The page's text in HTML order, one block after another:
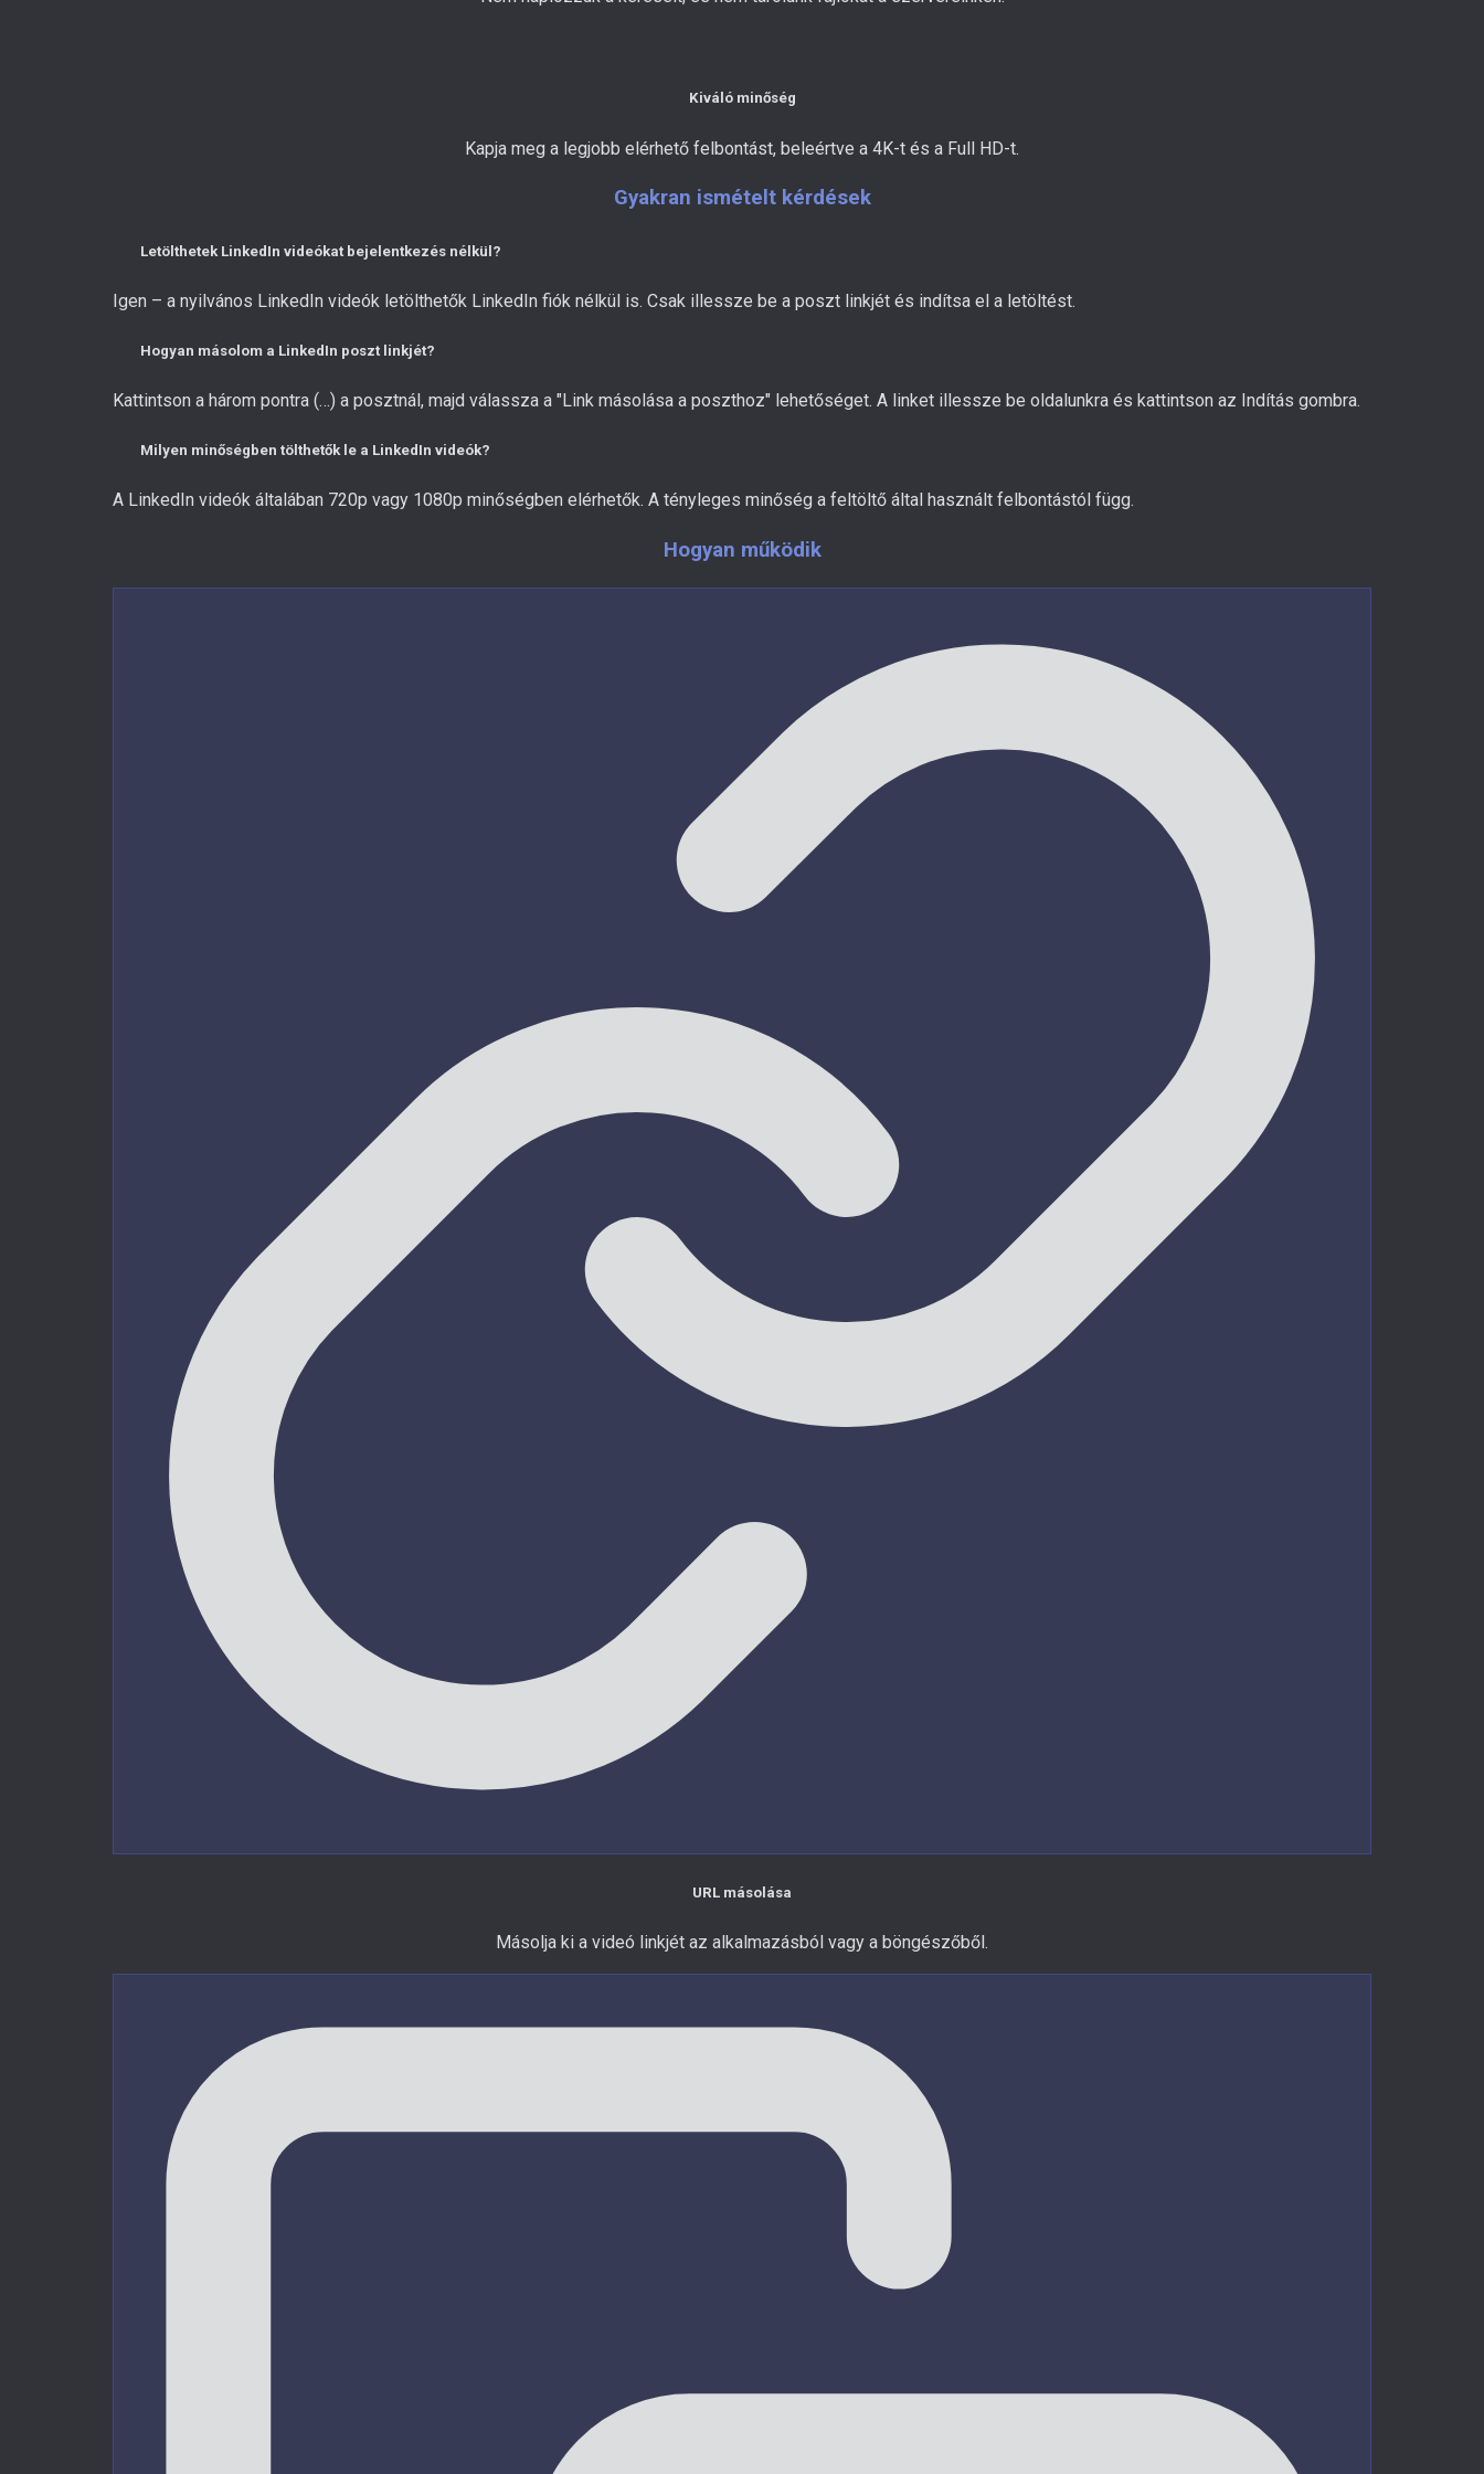
Kiváló minőség
Kapja meg a legjobb elérhető felbontást, beleértve a 4K-t és a Full HD-t.
Gyakran ismételt kérdések
Letölthetek LinkedIn videókat bejelentkezés nélkül?
Igen – a nyilvános LinkedIn videók letölthetők LinkedIn fiók nélkül is. Csak illessze be a poszt linkjét és indítsa el a letöltést.
Hogyan másolom a LinkedIn poszt linkjét?
Kattintson a három pontra (…) a posztnál, majd válassza a "Link másolása a poszthoz" lehetőséget. A linket illessze be oldalunkra és kattintson az Indítás gombra.
Milyen minőségben tölthetők le a LinkedIn videók?
A LinkedIn videók általában 720p vagy 1080p minőségben elérhetők. A tényleges minőség a feltöltő által használt felbontástól függ.
Hogyan működik
URL másolása
Másolja ki a videó linkjét az alkalmazásból vagy a böngészőből.